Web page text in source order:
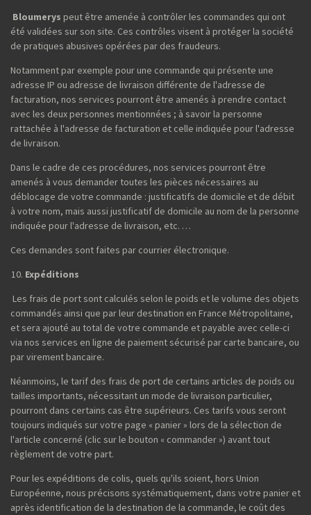
Bloumerys peut être amenée à contrôler les commandes qui ont
été validées sur son site. Ces contrôles visent à protéger la société
de pratiques abusives opérées par des fraudeurs.
Notamment par exemple pour une commande qui présente une
adresse IP ou adresse de livraison différente de l'adresse de
facturation, nos services pourront être amenés à prendre contact
avec les deux personnes mentionnées ; à savoir la personne
rattachée à l'adresse de facturation et celle indiquée pour l'adresse
de livraison.
Dans le cadre de ces procédures, nos services pourront être
amenés à vous demander toutes les pièces nécessaires au
déblocage de votre commande : justificatifs de domicile et de débit
à votre nom, mais aussi justificatif de domicile au nom de la personne
indiquée pour l'adresse de livraison, etc. …
Ces demandes sont faites par courrier électronique.
Expéditions
Les frais de port sont calculés selon le poids et le volume des objets
commandés ainsi que par leur destination en France Métropolitaine,
et sera ajouté au total de votre commande et payable avec celle-ci
via nos services en ligne de paiement sécurisé par carte bancaire, ou
par virement bancaire.
Néanmoins, le tarif des frais de port de certains articles de poids ou
tailles importants, nécessitant un mode de livraison particulier,
pourront dans certains cas être supérieurs. Ces tarifs vous seront
toujours indiqués sur votre page « panier » lors de la sélection de
l'article concerné (clic sur le bouton « commander ») avant tout
règlement de votre part.
Pour les expéditions de colis, quels qu'ils soient, hors Union
Européenne, nous précisons systématiquement, dans votre panier et
après identification de la destination de la commande, le coût des